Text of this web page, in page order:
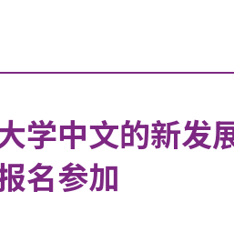
学中文的新发
名参加